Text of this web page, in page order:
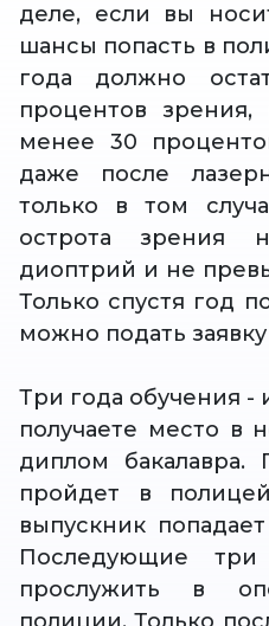
деле, если вы
шансы попасть в
года должно
процентов
менее 30
даже после
только в том
острота
диоптрий и не
Только спустя год
можно подать
Три года обучения -
получаете место в
диплом
пройдет в
выпускник
Последующие
прослужить в